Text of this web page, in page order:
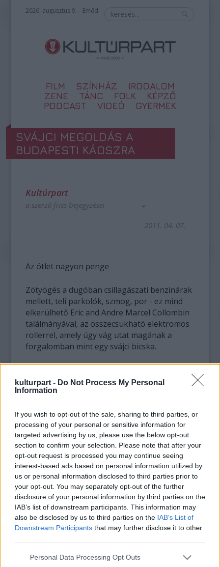
kulturpart - Do Not Process My Personal
Information
If you wish to opt-out of the sale, sharing to third parties, or
processing of your personal or sensitive information for
targeted advertising by us, please use the below opt-out
section to confirm your selection. Please note that after your
opt-out request is processed you may continue seeing
interest-based ads based on personal information utilized by
us or personal information disclosed to third parties prior to
your opt-out. You may separately opt-out of the further
disclosure of your personal information by third parties on the
IAB’s list of downstream participants. This information may
also be disclosed by us to third parties on the IAB’s List of
Downstream Participants that may further disclose it to other
Please note that this website/app uses one or more Google
Personal Data Processing Opt Outs
2026. augusztus 9. – Emőd
FILM SZÍNHÁZ
IRODALOM
ZENE
TÁNC FOLK
KÉPZŐ
PODCAST
VIDEÓ GYERMEK
SVÁJCI MEGOLDÁS A
BUDAPESTI KÁOSZRA
Kultúrpart
a szerző friss bejegyzései
2011. 04. 07.
Az ötlet nagyon penge
Zötyögés a dugóban csillagászati benzinárak
mellett, teli parkolók, szmog, por - ez mind
elkerülhető Eric and Andre Marcel Collombin
találmányával, az összecsukható elektromos
rollerrel, amely úgy vág utat magának a
forgalomban mint egy svájci bicska.